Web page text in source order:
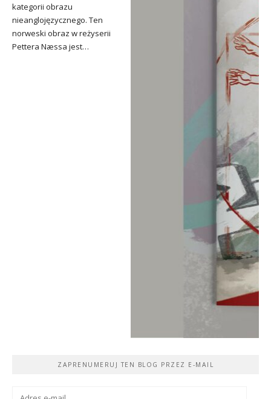
kategorii obrazu
nieanglojęzycznego. Ten
norweski obraz w reżyserii
Pettera Næssa jest…
ZAPRENUMERUJ TEN BLOG PRZEZ E-MAIL
Adres